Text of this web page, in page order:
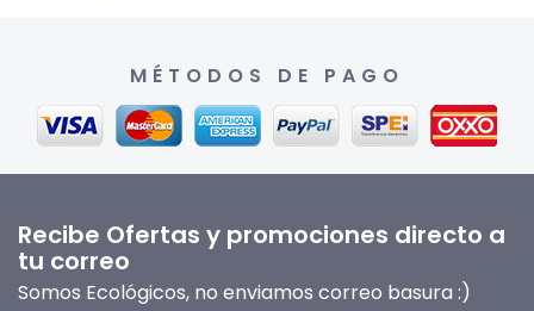
MÉTODOS DE PAGO
Recibe Ofertas y promociones directo a
tu correo
Somos Ecológicos, no enviamos correo basura :)